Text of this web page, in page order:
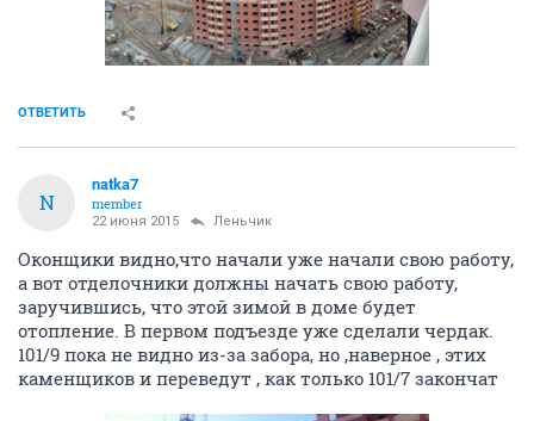
ОТВЕТИТЬ
N
natka7
member
22 июня 2015 Леньчик
Оконщики видно,что начали уже начали свою работу,
а вот отделочники должны начать свою работу,
заручившись, что этой зимой в доме будет
отопление. В первом подъезде уже сделали чердак.
101/9 пока не видно из-за забора, но ,наверное , этих
каменщиков и переведут , как только 101/7 закончат